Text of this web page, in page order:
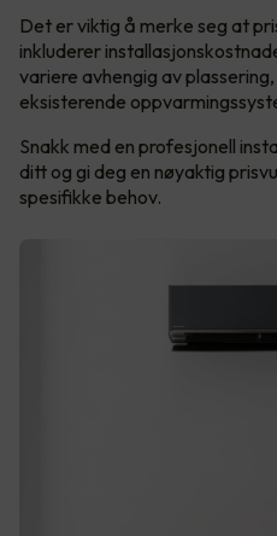
Det er viktig å merke seg at
inkluderer
variere avhengig av
eksisterende
Snakk med en profesjonell
ditt og gi deg en nøyaktig
spesifikke behov.